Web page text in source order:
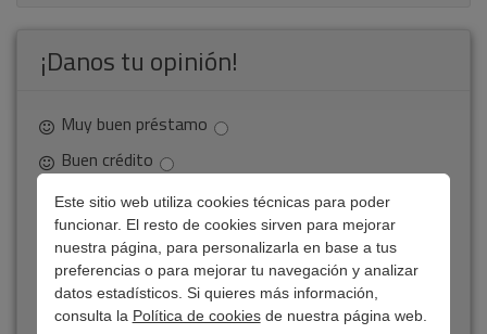
Este sitio web utiliza cookies técnicas para poder
funcionar. El resto de cookies sirven para mejorar
nuestra página, para personalizarla en base a tus
preferencias o para mejorar tu navegación y analizar
datos estadísticos. Si quieres más información,
consulta la Política de cookiesde nuestra página web.
¡Danos tu opinión!
Muy buen préstamo
Buen crédito
Minicrédito normal
Un timo de préstamo
Este crédito es un fraude
¿Por qué crees que merece esa puntuación?
Gracias
por
participar.
comentario
está
pendiente
moderación.
No
se
ha
podido
enviar
opinión.
Revisa
tengas